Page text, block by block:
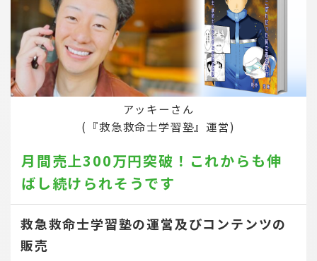
アッキーさん
(『救急救命士学習塾』運営)
月間売上300万円突破！ これからも伸
ばし続けられそうです
救急救命士学習塾の運営及びコンテンツの
販売